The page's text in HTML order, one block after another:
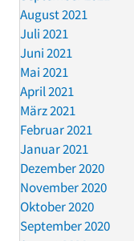
August 2021
Juli 2021
Juni 2021
Mai 2021
April 2021
März 2021
Februar 2021
Januar 2021
Dezember 2020
November 2020
Oktober 2020
September 2020